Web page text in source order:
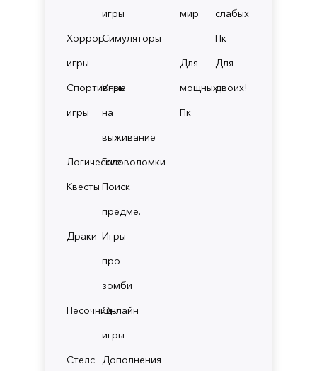
игры
Хоррор
игры
Симуляторы
Спортивные
игры
Игры
на
выживание
ЛогическиеГоловоломки
Квесты Поиск
предме.
Драки Игры
про
зомби
ПесочницыОнлайн
игры
Стелс
Дополнения
мир
слабых
Пк
Для
мощных
Пк
Для
двоих!